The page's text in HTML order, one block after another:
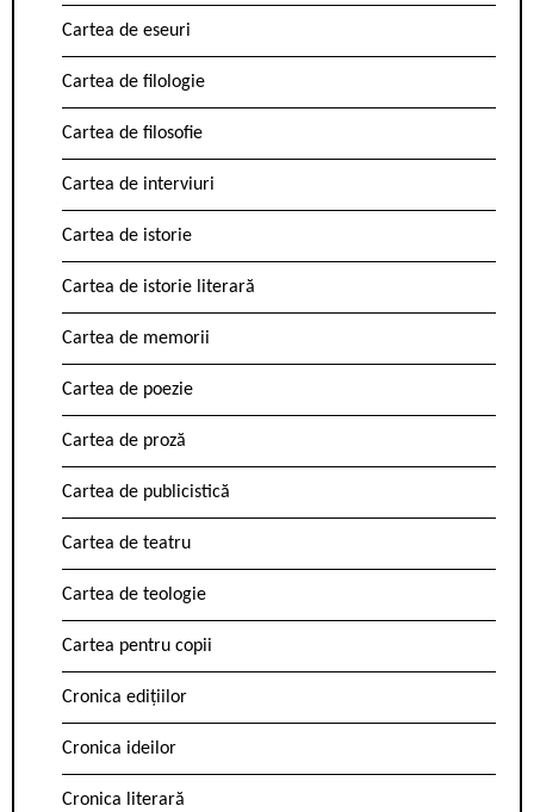
Cartea de eseuri
Cartea de filologie
Cartea de filosofie
Cartea de interviuri
Cartea de istorie
Cartea de istorie literară
Cartea de memorii
Cartea de poezie
Cartea de proză
Cartea de publicistică
Cartea de teatru
Cartea de teologie
Cartea pentru copii
Cronica edițiilor
Cronica ideilor
Cronica literară